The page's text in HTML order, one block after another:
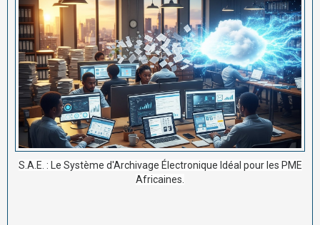
S.A.E. : Le Système d'Archivage Électronique Idéal pour les PME
Africaines.